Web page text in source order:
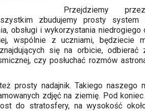
Przejdziemy
zbudujemy prosty system
obsługi i wykorzystania
wspólnie z uczniami, będziecie
się na orbicie, odbierać
czy posłuchać rozmów
prosty nadajnik. Takiego naszego
zdjęć na ziemię. Pod
do stratosfery, na wysokość